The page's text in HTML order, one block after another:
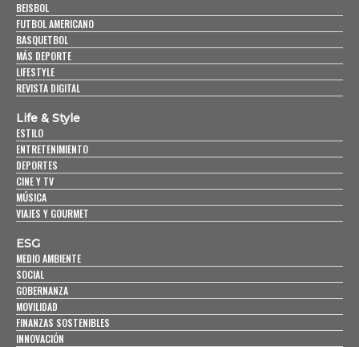
BEISBOL
FUTBOL AMERICANO
BASQUETBOL
MÁS DEPORTE
LIFESTYLE
REVISTA DIGITAL
Life & Style
ESTILO
ENTRETENIMIENTO
DEPORTES
CINE Y TV
MÚSICA
VIAJES Y GOURMET
ESG
MEDIO AMBIENTE
SOCIAL
GOBERNANZA
MOVILIDAD
FINANZAS SOSTENIBLES
INNOVACIÓN